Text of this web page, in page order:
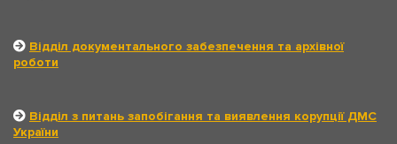
Відділ документального забезпечення та архівної
роботи
Відділ з питань запобігання та виявлення корупції ДМС
України